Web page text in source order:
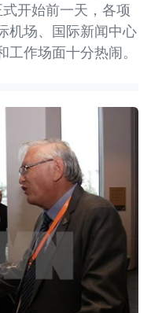
式开始前一天，各项
机场、国际新闻中心
作场面十分热闹。